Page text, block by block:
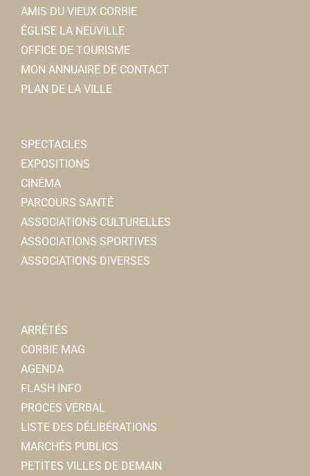
AMIS DU VIEUX CORBIE
ÉGLISE LA NEUVILLE
OFFICE DE TOURISME
MON ANNUAIRE DE CONTACT
PLAN DE LA VILLE
SPECTACLES
EXPOSITIONS
CINÉMA
PARCOURS SANTÉ
ASSOCIATIONS CULTURELLES
ASSOCIATIONS SPORTIVES
ASSOCIATIONS DIVERSES
ARRÊTÉS
CORBIE MAG
AGENDA
FLASH INFO
PROCES VERBAL
LISTE DES DÉLIBÉRATIONS
MARCHÉS PUBLICS
PETITES VILLES DE DEMAIN